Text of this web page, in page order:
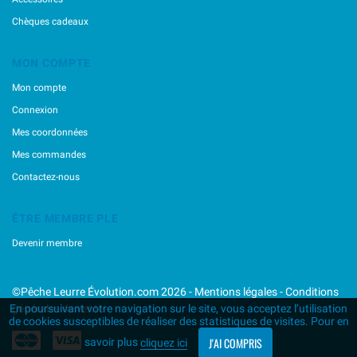
Marukyu
Mega Strike
Minnows,inc
Nikko
Nories
Ocean's Legacy
Ragot
Rapala
Reins
Sakura
Savage Gear
Sawamura
Shimano
Chèques cadeaux
MON COMPTE
Mon compte
Connexion
Mes coordonnées
Mes commandes
Contactez-nous
ÊTRE MEMBRE PLE
Devenir membre
©Pêche Leurre Évolution.com 2026 - Mentions légales-Conditions
générales de vente
En poursuivant votre navigation sur le site, vous acceptez l’utilisation
de cookies susceptibles de réaliser des statistiques de visites. Pour en
savoir pluscliquez ici J'AI COMPRIS